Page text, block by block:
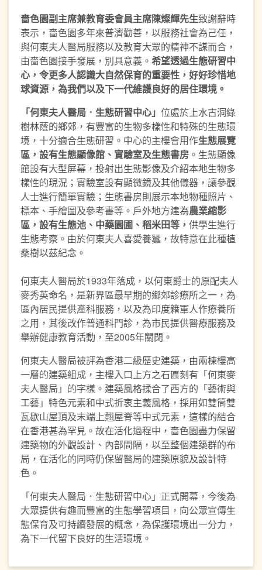
嗇色園副主席兼教育委會員主席陳燦輝先生致謝辭時
表示，嗇色園多年來普濟勸善，以服務社會為己任，
與何東夫人醫局服務以及教育大眾的精神不謀而合，
由嗇色園接手發展，別具意義。 希望透過生態研習中
心，令更多人認識大自然保育的重要性，好好珍惜地
球資源，為我們以及下一代維護良好的居住環境 。
「何東夫人醫局．生態研習中心」 位處於上水古洞綠
樹林蔭的鄉郊，有豐富的生物多樣性和特殊的生態環
境，十分適合生態研習。中心的主樓會用作生態展覽
區，設有生態顯像館、實驗室及生態書房 。生態顯像
館設有大型屏幕，投射出生態影像及介紹本地生物多
樣性的現況；實驗室設有顯微鏡及其他儀器，讓參觀
人士進行簡單實驗；生態書房則展示本地物種照片、
標本、手繪圖及參考書等。戶外地方建為農業縮影
區，設有生態池、中藥園圃、稻米田等， 供學生進行
生態考察。由於何東夫人喜愛養蠶，故特意在此種植
桑樹以茲紀念。
何東夫人醫局於1933年落成，以何東爵士的原配夫人
麥秀英命名，是新界區最早期的鄉郊診療所之一，為
區內居民提供產科服務，以及為印度籍軍人作療養所
之用，其後改作普通科門診，為市民提供醫療服務及
舉辦健康教育活動，至2005年關閉。
何東夫人醫局被評為香港二級歷史建築，由兩棟樓高
一層的建築組成，主樓入口上方之石匾刻有「何東麥
夫人醫局」的字樣。建築風格揉合了西方的「藝術與
工藝」特色元素和中式折衷主義風格，採用如雙筒雙
瓦歇山屋頂及末端上翹屋脊等中式元素，這樣的結合
在香港甚為罕見。故在活化過程中，嗇色園盡力保留
建築物的外觀設計、內部間隔，以至整個建築群的布
局，在活化的同時仍保留醫局的建築原貌及設計特
色。
「何東夫人醫局．生態研習中心」正式開幕，今後為
大眾提供有趣而豐富的生態學習項目，向公眾宣傳生
態保育及可持續發展的概念，為保護環境出一分力，
為下一代留下良好的生活環境。